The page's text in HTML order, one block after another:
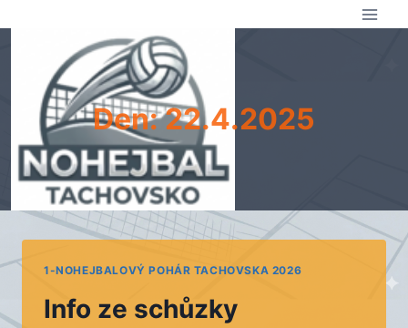
Den: 22.4.2025
1-NOHEJBALOVÝ POHÁR TACHOVSKA 2026
Info ze schůzky